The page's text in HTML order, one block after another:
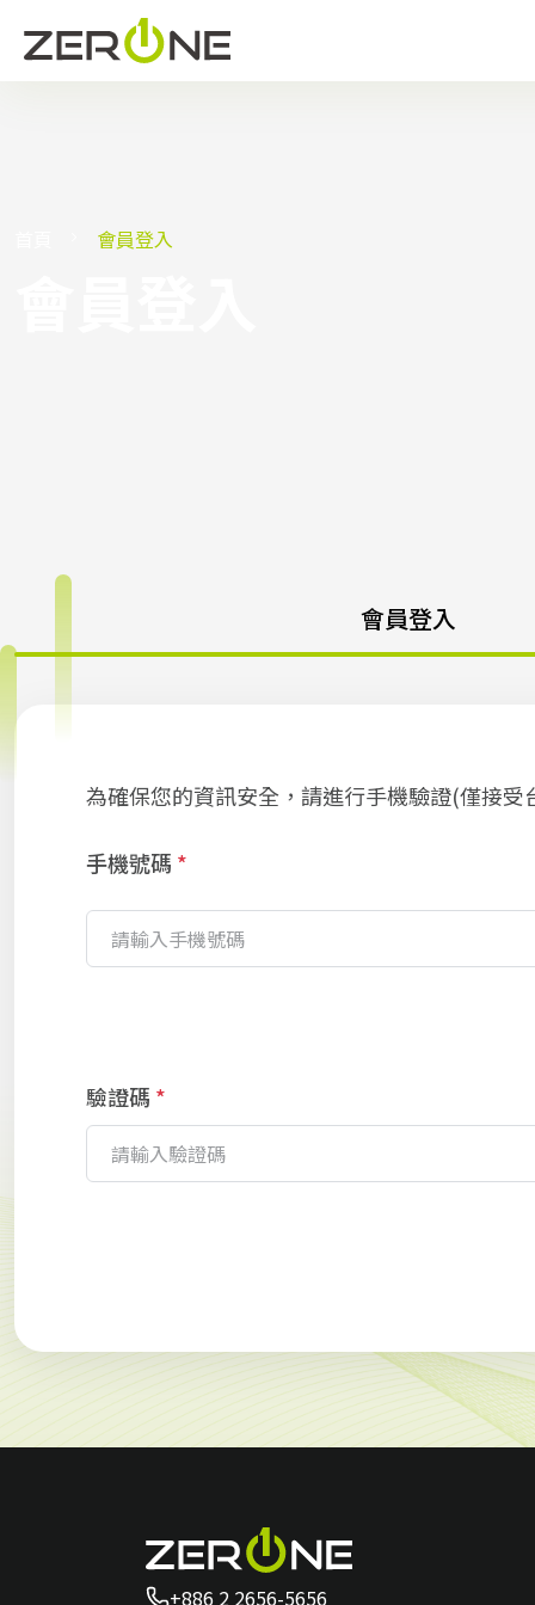
會員登入
會員登入
為確保您的資訊安全，請進行手機驗證(僅接受
手機號碼 *
驗證碼 *
+886 2 2656-5656